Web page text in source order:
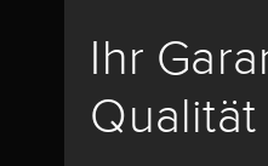
Ihr
Qualität